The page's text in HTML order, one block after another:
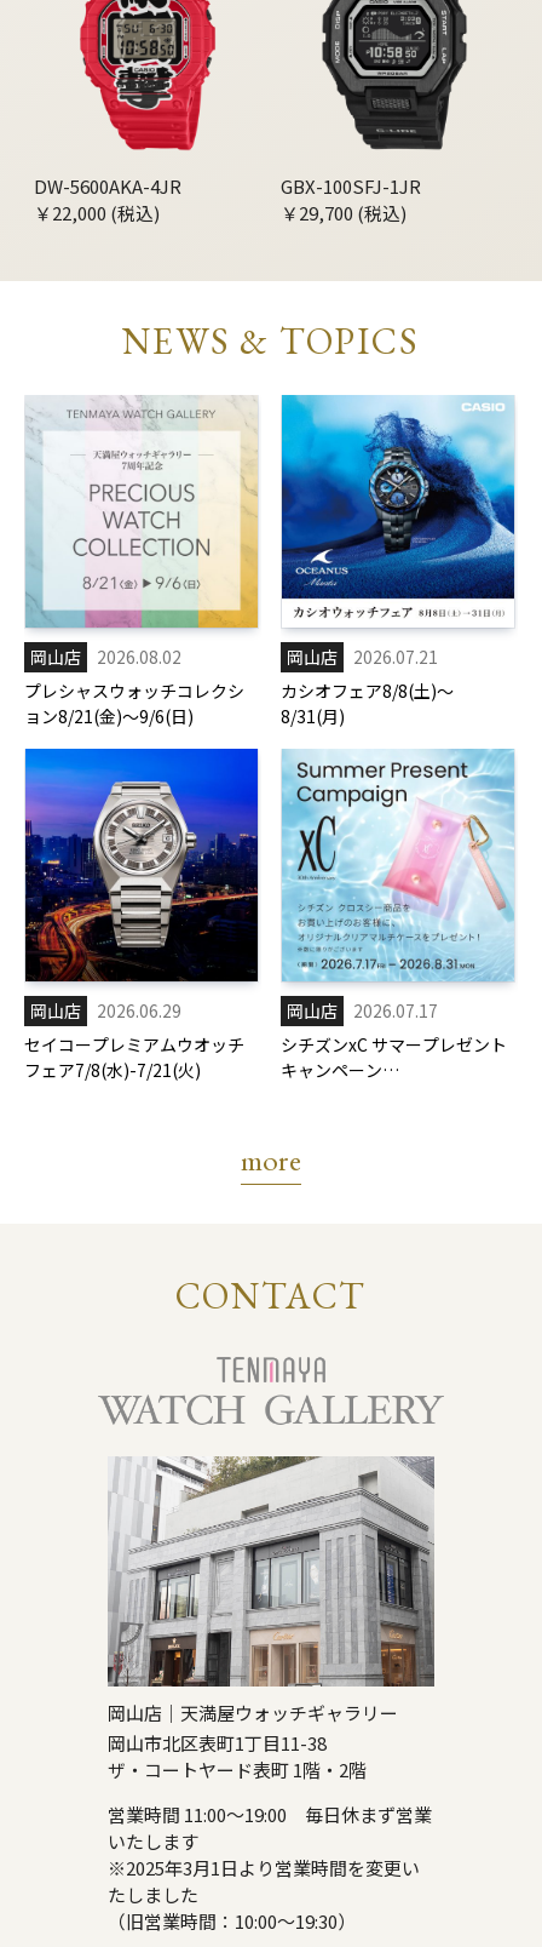
DW-5600AKA-4JR
￥22,000 (税込)
GBX-100SFJ-1JR
￥29,700 (税込)
NEWS & TOPICS
岡山店
2026.08.02
プレシャスウォッチコレクシ
ョン8/21(金)～9/6(日)
岡山店
2026.07.21
カシオフェア8/8(土)～
8/31(月)
岡山店
2026.06.29
セイコープレミアムウオッチ
フェア7/8(水)-7/21(火)
岡山店
2026.07.17
シチズンxC サマープレゼント
キャンペーン
more
CONTACT
岡山店｜天満屋ウォッチギャラリー
岡山市北区表町1丁目11-38
ザ・コートヤード表町 1階・2階
営業時間 11:00～19:00 毎日休まず営業
いたします
※2025年3月1日より営業時間を変更い
たしました
（旧営業時間：10:00～19:30）